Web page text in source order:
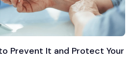
Prevent It and Protect Your